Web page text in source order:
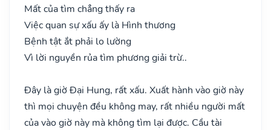
Mất của tìm chẳng thấy ra
Việc quan sự xấu ấy là Hình thương
Bệnh tật ắt phải lo lường
Vì lời nguyền rủa tìm phương giải trừ..
Đây là giờ Đại Hung, rất xấu. Xuất hành vào giờ này
thì mọi chuyện đều không may, rất nhiều người mất
của vào giờ này mà không tìm lại được. Cầu tài